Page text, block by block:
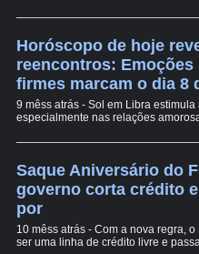
Horóscopo de hoje
reencontros:
firmes marcam o dia 8
9 mêss atrás - Sol em Libra
especialmente nas relações
Saque Aniversário do
governo corta crédito
por
10 mêss atrás - Com a nova regra,
ser uma linha de crédito livre e